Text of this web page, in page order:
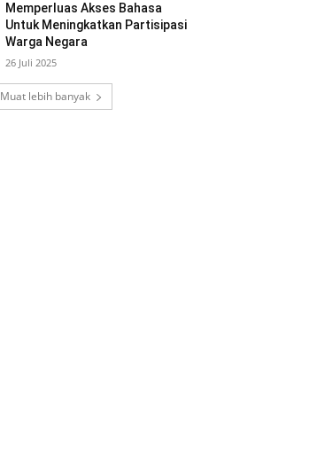
Memperluas Akses Bahasa
Untuk Meningkatkan Partisipasi
Warga Negara
26 Juli 2025
Muat lebih banyak